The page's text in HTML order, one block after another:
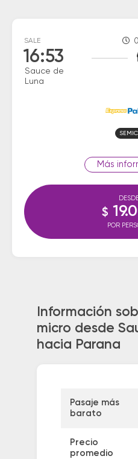
SALE
16:53
Sauce de
Luna
$
POR
Información
micro desde
hacia Parana
Pasaje más
barato
Precio
promedio